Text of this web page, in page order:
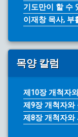
기도만이 할 수
이재창 목사, 부
목양 칼럼
제10장 개척자
제9장 개척자와
제8장 개척자와